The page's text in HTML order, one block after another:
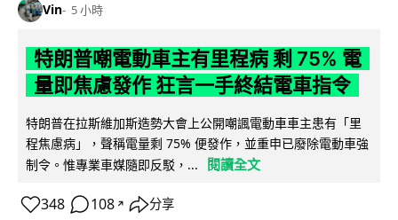
Vin 5 小時
特朗普嘲電動車主有里程病 剩 75% 電
量即焦慮發作 狂言一手終結電車指令
特朗普在拉斯維加斯造勢大會上公開嘲諷電動車車主患有「里
程焦慮病」，聲稱電量剩 75% 便發作，並重申已廢除電動車強
制令。惟專業車媒隨即反駁，...
閱讀全文
348 108 ↗ 分享